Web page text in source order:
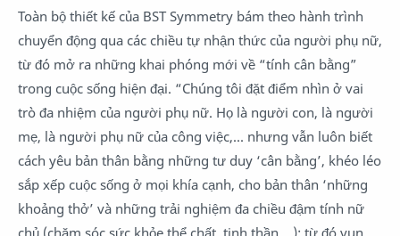
Toàn bộ thiết kế của BST Symmetry bám theo hành trình
chuyển động qua các chiều tự nhận thức của người phụ nữ,
từ đó mở ra những khai phóng mới về “tính cân bằng”
trong cuộc sống hiện đại. “Chúng tôi đặt điểm nhìn ở vai
trò đa nhiệm của người phụ nữ. Họ là người con, là người
mẹ, là người phụ nữ của công việc,... nhưng vẫn luôn biết
cách yêu bản thân bằng những tư duy ‘cân bằng’, khéo léo
sắp xếp cuộc sống ở mọi khía cạnh, cho bản thân ‘những
khoảng thở’ và những trải nghiệm đa chiều đậm tính nữ
chủ (chăm sóc sức khỏe thể chất, tinh thần,...); từ đó vun